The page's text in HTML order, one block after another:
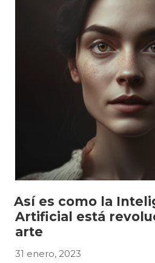
de
Leroy
Merlin»
Así es como la
Artificial está
arte
PUBLICADO
31 enero, 2023